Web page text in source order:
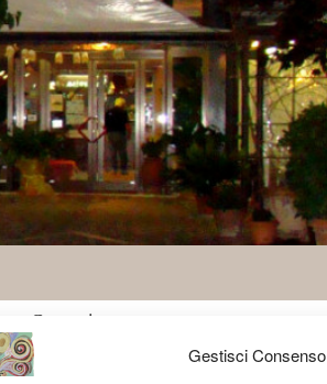
Gestisci Consenso
Contatti
Via C.A. Dalla Chiesa, 3 - 05012